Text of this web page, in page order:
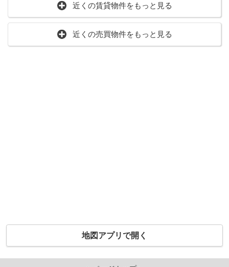
近くの賃貸物件をもっと見る
近くの売買物件をもっと見る
地図アプリで開く